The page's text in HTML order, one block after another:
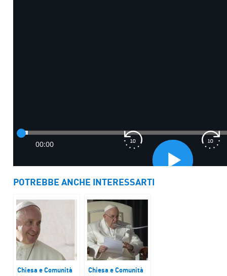
POTREBBE ANCHE INTERESSARTI
Chiesa e Comunità
Chiesa e Comunità